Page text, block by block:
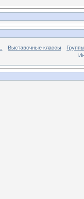
Выставочные классы